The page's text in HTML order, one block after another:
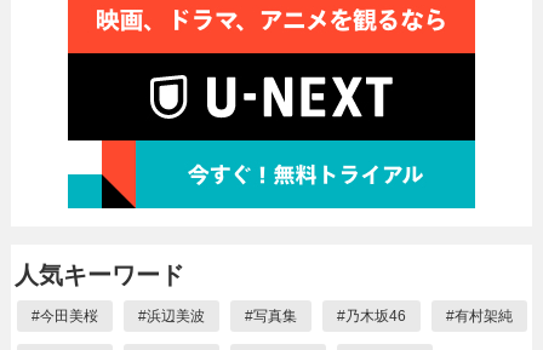
人気キーワード
#今田美桜 #浜辺美波 #写真集 #乃木坂46 #有村架純